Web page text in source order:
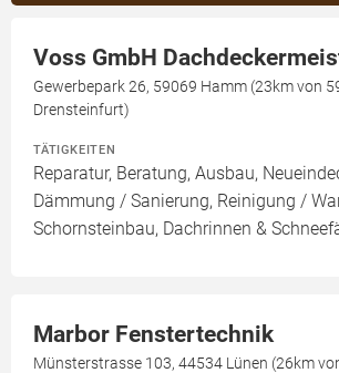
Voss GmbH
Gewerbepark 26, 59069 Hamm (23km von
Drensteinfurt)
TÄTIGKEITEN
Reparatur, Beratung, Ausbau,
Dämmung / Sanierung, Reinigung /
Schornsteinbau, Dachrinnen &
Marbor Fenstertechnik
Münsterstrasse 103, 44534 Lünen (26km